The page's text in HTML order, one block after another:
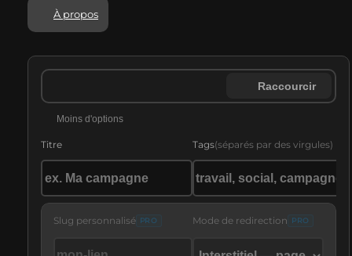
À propos
Raccourcir
Moins d'options
Titre Tags(séparés par des virgules)
Slug personnalisé PRO Mode de redirection PRO